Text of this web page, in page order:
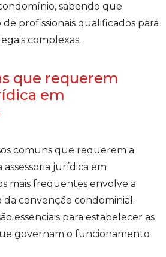
sabendo que
profissionais qualificados para
complexas.
que requerem
em
comuns que requerem a
jurídica em
mais frequentes envolve a
da convenção condominial.
essenciais para estabelecer as
governam o funcionamento